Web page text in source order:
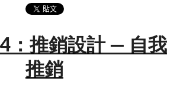
：推銷設計 — 自我
推銷